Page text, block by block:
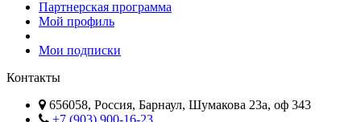
Партнерская программа
Мой профиль
Мои подписки
Контакты
656058, Россия, Барнаул, Шумакова 23а, оф 343
+7 (903) 900-16-23